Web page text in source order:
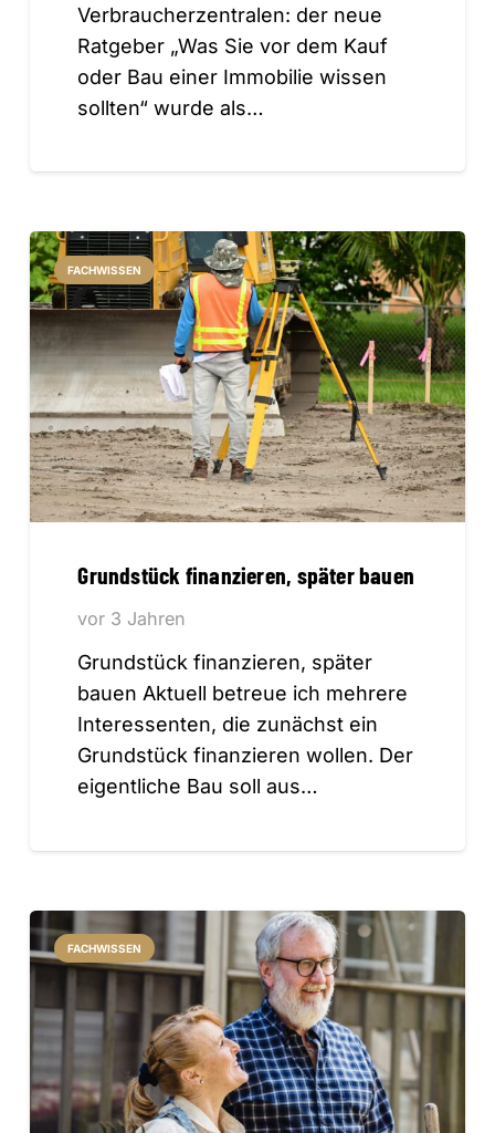
Verbraucherzentralen: der neue
Ratgeber „Was Sie vor dem Kauf
oder Bau einer Immobilie wissen
sollten“ wurde als…
FACHWISSEN
Grundstück finanzieren, später bauen
vor 3 Jahren
Grundstück finanzieren, später
bauen Aktuell betreue ich mehrere
Interessenten, die zunächst ein
Grundstück finanzieren wollen. Der
eigentliche Bau soll aus…
FACHWISSEN